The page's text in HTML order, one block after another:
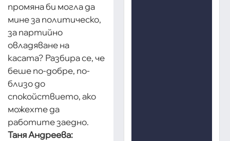
промяна би могла да
мине за политическо,
за партийно
овладяване на
касата? Разбира се, че
беше по-добре, по-
близо до
спокойствието, ако
можехте да
работите заедно.
Таня Андреева: